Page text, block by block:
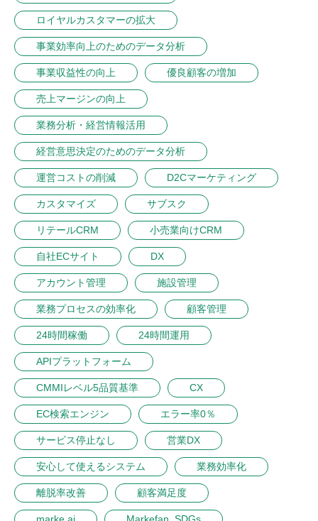
ロイヤルカスタマーの拡大
事業効率向上のためのデータ分析
事業収益性の向上 優良顧客の増加
売上マージンの向上
業務分析・経営情報活用
経営意思決定のためのデータ分析
運営コストの削減 D2Cマーケティング
カスタマイズ サブスク
リテールCRM 小売業向けCRM
自社ECサイト DX
アカウント管理 施設管理
業務プロセスの効率化 顧客管理
24時間稼働 24時間運用
APIプラットフォーム
CMMIレベル5品質基準 CX
EC検索エンジン エラー率0％
サービス停止なし 営業DX
安心して使えるシステム 業務効率化
離脱率改善 顧客満足度
marke.ai Markefan_SDGs